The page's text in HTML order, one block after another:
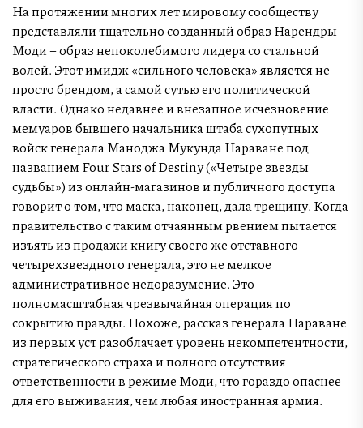
На протяжении многих лет мировому сообществу
представляли тщательно созданный образ Нарендры
Моди – образ непоколебимого лидера со стальной
волей. Этот имидж «сильного человека» является не
просто брендом, а самой сутью его политической
власти. Однако недавнее и внезапное исчезновение
мемуаров бывшего начальника штаба сухопутных
войск генерала Маноджа Мукунда Нараване под
названием Four Stars of Destiny («Четыре звезды
судьбы») из онлайн-магазинов и публичного доступа
говорит о том, что маска, наконец, дала трещину. Когда
правительство с таким отчаянным рвением пытается
изъять из продажи книгу своего же отставного
четырехзвездного генерала, это не мелкое
административное недоразумение. Это
полномасштабная чрезвычайная операция по
сокрытию правды. Похоже, рассказ генерала Нараване
из первых уст разоблачает уровень некомпетентности,
стратегического страха и полного отсутствия
ответственности в режиме Моди, что гораздо опаснее
для его выживания, чем любая иностранная армия.